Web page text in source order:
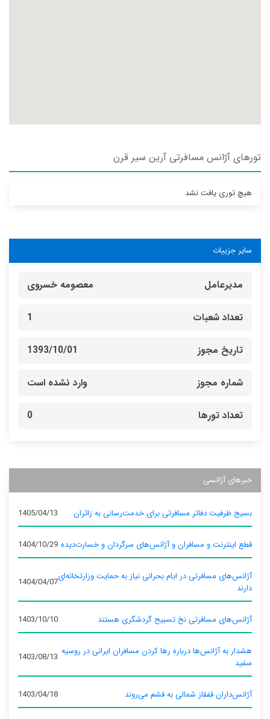
تورهای آژانس مسافرتی آرين سير قرن
هیچ توری یافت نشد
سایر جزییات
مدیرعامل معصومه خسروی
تعداد شعبات 1
تاریخ مجوز 1393/10/01
شماره مجوز وارد نشده است
تعداد تورها 0
خبرهای آژانسی
بسیج ظرفیت دفاتر مسافرتی برای خدمت‌رسانی به زائران 1405/04/13
قطع اینترنت و مسافران و آژانس‌های سرگردان و خسارت‌دیده 1404/10/29
آژانس‌های مسافرتی در ایام بحرانی نیاز به حمایت وزارتخانه‌ای
دارند
1404/04/07
آژانس‌های مسافرتی نخ تسبیح گردشگری هستند 1403/10/10
هشدار به آژانس‌ها درباره رها کردن مسافران ایرانی در روسیه
سفید
1403/08/13
آژانس‌داران قفقاز شمالی به قشم می‌روند 1403/04/18